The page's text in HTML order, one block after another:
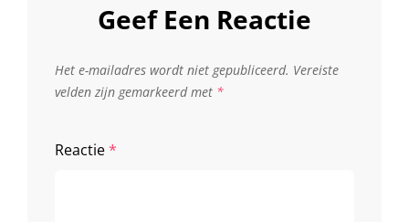
Geef Een Reactie
Het e-mailadres wordt niet gepubliceerd. Vereiste
velden zijn gemarkeerd met *
Reactie*